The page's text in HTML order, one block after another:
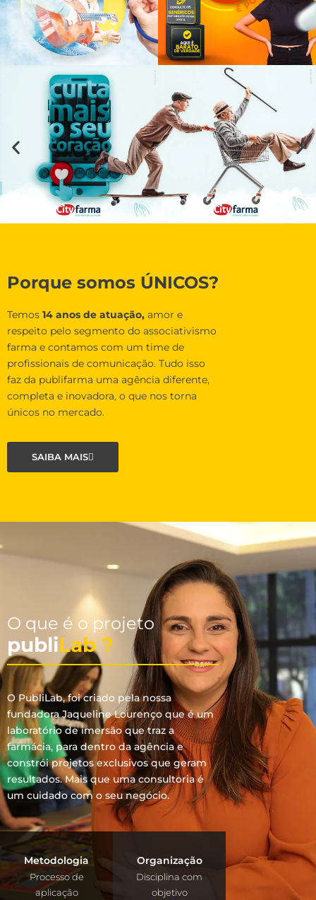
Porque somos ÚNICOS?
Temos 14 anos de atuação, amor e
respeito pelo segmento do associativismo
farma e contamos com um time de
profissionais de comunicação. Tudo isso
faz da publifarma uma agência diferente,
completa e inovadora, o que nos torna
únicos no mercado.
SAIBA MAIS
O que é o projeto
publiLab ?
O PubliLab, foi criado pela nossa
fundadora Jaqueline Lourenço que é um
laboratório de imersão que traz a
farmácia, para dentro da agência e
constrói projetos exclusivos que geram
resultados. Mais que uma consultoria é
um cuidado com o seu negócio.
Metodologia
Processo de
aplicação
Organização
Disciplina com
objetivo